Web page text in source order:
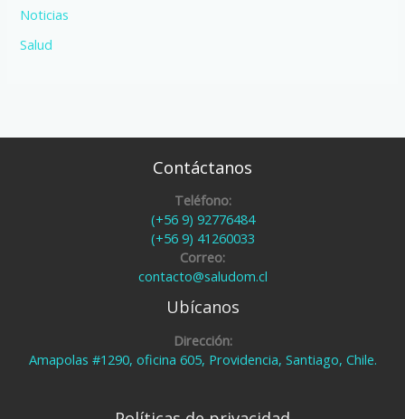
Noticias
Salud
Contáctanos
Teléfono:
(+56 9) 92776484
(+56 9) 41260033
Correo:
contacto@saludom.cl
Ubícanos
Dirección:
Amapolas #1290, oficina 605, Providencia, Santiago, Chile.